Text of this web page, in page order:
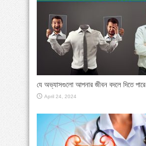
যে অভ্যাসগুলো আপনার জীবন বদলে দিতে পারে
April 24, 2024